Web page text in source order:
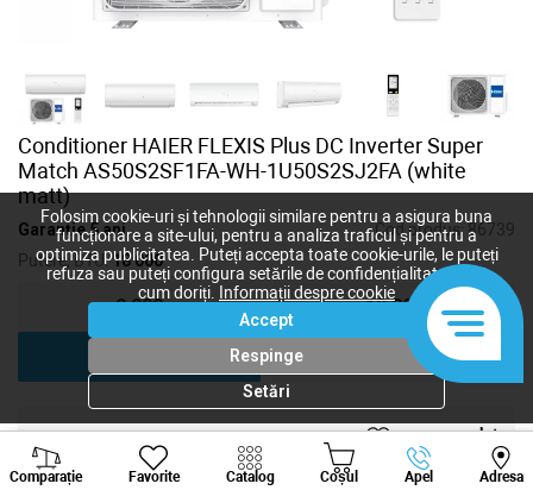
Conditioner HAIER FLEXIS Plus DC Inverter Super
Match AS50S2SF1FA-WH-1U50S2SJ2FA (white
matt)
Garanție 5 ani Cod produs: 86739
Putere, BTU:18 000
9 000 12 000
24 000
31 239 lei
+
Comparație Favorite Catalog Coșul Apel Adresa
Viber Whatsapp
Folosim cookie-uri și tehnologii similare pentru a asigura buna
funcționare a site-ului, pentru a analiza traficul și pentru a
optimiza publicitatea. Puteți accepta toate cookie-urile, le puteți
refuza sau puteți configura setările de confidențialitate după
cum doriți.
Informații despre cookie
Accept
Respinge
Setări